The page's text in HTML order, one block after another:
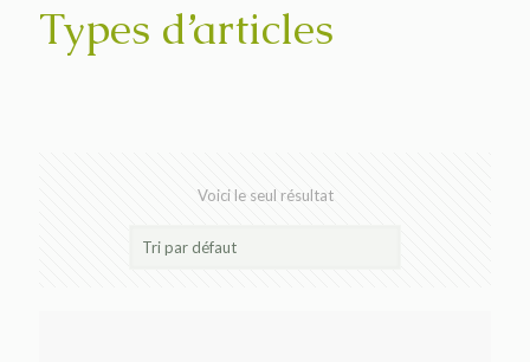
Types d’articles
Voici le seul résultat